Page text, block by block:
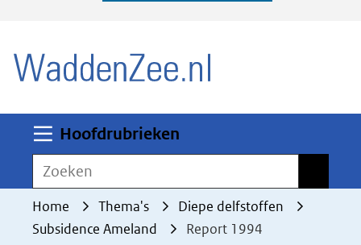
deze
worden
toegestaan
geweigerd.
Hoofdrubrieken
Zoeken
Home Thema's
Diepe delfstoffen
Subsidence Ameland
Report 1994